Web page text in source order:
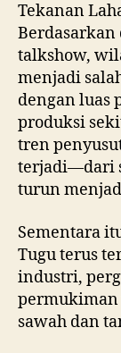
Tekanan
Berdasarkan
talkshow,
menjadi
dengan luas
produksi
tren
terjadi—dari
turun
Sementara
Tugu terus
industri,
permukiman
sawah dan